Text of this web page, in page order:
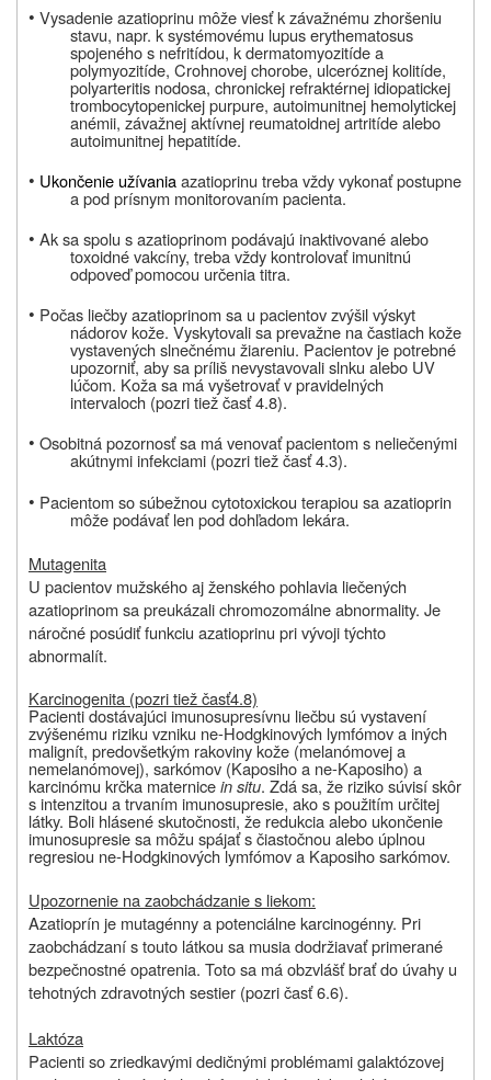
• Vysadenie azatioprinu môže viesť k závažnému zhoršeniu
stavu, napr. k systémovému lupus erythematosus
spojeného s nefritídou, k dermatomyozitíde a
polymyozitíde, Crohnovej chorobe, ulceróznej kolitíde,
polyarteritis nodosa, chronickej refraktérnej idiopatickej
trombocytopenickej purpure, autoimunitnej hemolytickej
anémii, závažnej aktívnej reumatoidnej artritíde alebo
autoimunitnej hepatitíde.
• Ukončenie užívaniaazatioprinu treba vždy vykonať postupne
a pod prísnym monitorovaním pacienta.
• Ak sa spolu s azatioprinom podávajú inaktivované alebo
toxoidné vakcíny, treba vždy kontrolovať imunitnú
odpoveď pomocou určenia titra.
• Počas liečby azatioprinom sa u pacientov zvýšil výskyt
nádorov kože. Vyskytovali sa prevažne na častiach kože
vystavených slnečnému žiareniu. Pacientov je potrebné
upozorniť, aby sa príliš nevystavovali slnku alebo UV
lúčom. Koža sa má vyšetrovať v pravidelných
intervaloch (pozri tiež časť 4.8).
• Osobitná pozornosť sa má venovať pacientom s neliečenými
akútnymi infekciami (pozri tiež časť 4.3).
• Pacientom so súbežnou cytotoxickou terapiou sa azatioprin
môže podávať len pod dohľadom lekára.
Mutagenita
U pacientov mužského aj ženského pohlavia liečených
azatioprinom sa preukázali chromozomálne abnormality. Je
náročné posúdiť funkciu azatioprinu pri vývoji týchto
abnormalít.
Karcinogenita (pozri tiež časť4.8)
Pacienti dostávajúci imunosupresívnu liečbu sú vystavení
zvýšenému riziku vzniku ne-Hodgkinových lymfómov a iných
malignít, predovšetkým rakoviny kože (melanómovej a
nemelanómovej), sarkómov (Kaposiho a ne-Kaposiho) a
karcinómu krčka maternicein situ. Zdá sa, že riziko súvisí skôr
s intenzitou a trvaním imunosupresie, ako s použitím určitej
látky. Boli hlásené skutočnosti, že redukcia alebo ukončenie
imunosupresie sa môžu spájať s čiastočnou alebo úplnou
regresiou ne-Hodgkinových lymfómov a Kaposiho sarkómov.
Upozornenie na zaobchádzanie s liekom:
Azatioprín je mutagénny a potenciálne karcinogénny. Pri
zaobchádzaní s touto látkou sa musia dodržiavať primerané
bezpečnostné opatrenia. Toto sa má obzvlášť brať do úvahy u
tehotných zdravotných sestier (pozri časť 6.6).
Laktóza
Pacienti so zriedkavými dedičnými problémami galaktózovej